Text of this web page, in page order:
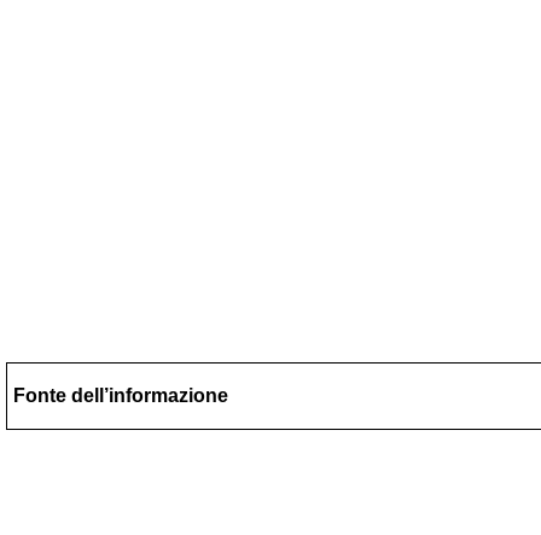
Fonte dell’informazione